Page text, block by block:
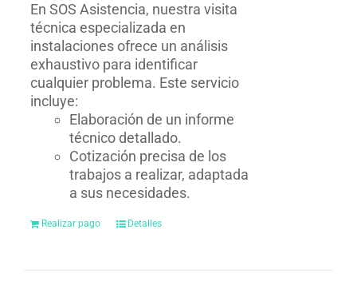
En SOS Asistencia, nuestra visita
técnica especializada en
instalaciones ofrece un análisis
exhaustivo para identificar
cualquier problema. Este servicio
incluye:
Elaboración de un informe
técnico detallado.
Cotización precisa de los
trabajos a realizar, adaptada
a sus necesidades.
Realizar pago Detalles